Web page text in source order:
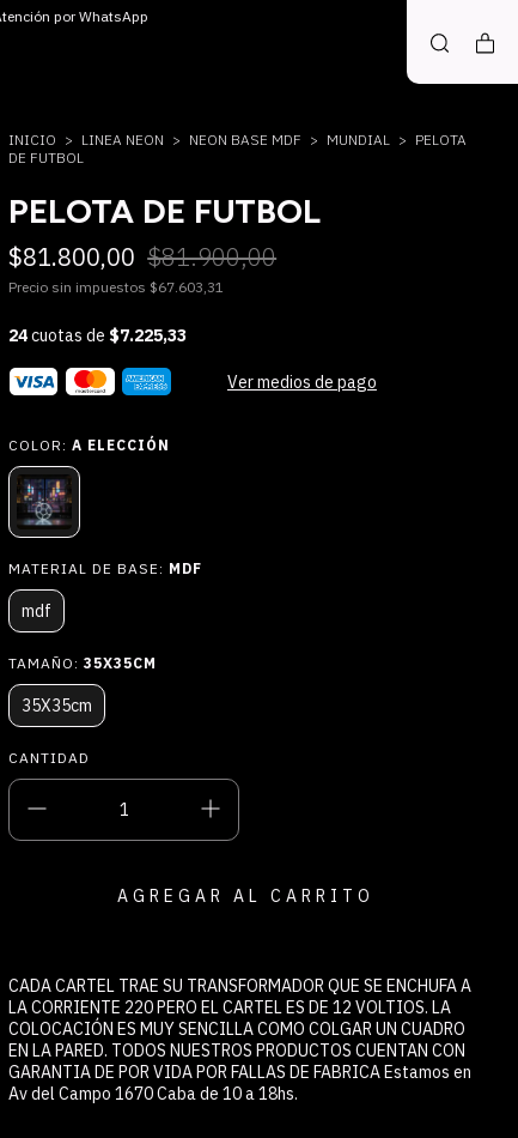
por WhatsApp
INICIO > LINEA NEON > NEON BASE MDF > MUNDIAL > PELOTA
DE FUTBOL
PELOTA DE FUTBOL
$81.800,00 $81.900,00
Precio sin impuestos $67.603,31
24cuotas de $7.225,33
Ver medios de pago
COLOR:A ELECCIÓN
MATERIAL DE BASE: MDF
mdf
TAMAÑO:35X35CM
35X35cm
CANTIDAD
CADA CARTEL TRAE SU TRANSFORMADOR QUE SE ENCHUFA A
LA CORRIENTE 220 PERO EL CARTEL ES DE 12 VOLTIOS. LA
COLOCACIÓN ES MUY SENCILLA COMO COLGAR UN CUADRO
EN LA PARED. TODOS NUESTROS PRODUCTOS CUENTAN CON
GARANTIA DE POR VIDA POR FALLAS DE FABRICA Estamos en
Av del Campo 1670 Caba de 10 a 18hs.